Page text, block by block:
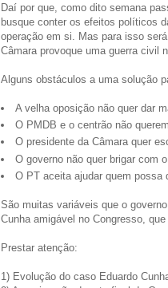
Daí por que, como dito semana
busque conter os efeitos políticos
operação em si. Mas para isso
Câmara provoque uma guerra civil
Alguns obstáculos a uma solução
A velha oposição não quer dar
O PMDB e o centrão não
O presidente da Câmara quer
O governo não quer brigar com
O PT aceita ajudar quem possa
São muitas variáveis que o
Cunha amigável no Congresso,
Prestar atenção:
1) Evolução do caso Eduardo